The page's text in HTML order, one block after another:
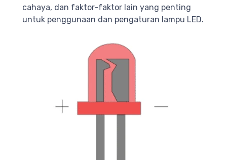
cahaya, dan faktor-faktor lain yang penting
untuk penggunaan dan pengaturan lampu LED.